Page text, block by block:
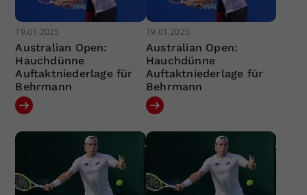
19.01.2025
Australian Open:
Hauchdünne
Auftaktniederlage für
Behrmann
19.01.2025
Australian Open:
Hauchdünne
Auftaktniederlage für
Behrmann